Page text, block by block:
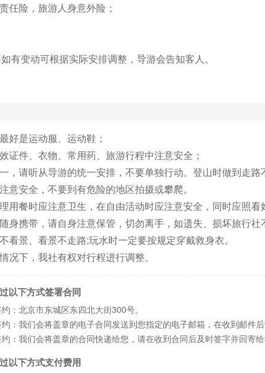
任险，旅游人身意外险；
有变动可根据实际安排调整，导游会告知客人。
好是运动服、运动鞋；
证件、衣物、常用药、旅游行程中注意安全；
，请听从导游的统一安排，不要单独行动。登山时做到走路
意安全，不要到有危险的地区拍摄或攀爬。
用餐时应注意卫生，在自由活动时应注意安全，同时应照看
身携带，请自身注意保管，切勿离手，如遗失、损坏旅行社
看景、看景不走路;玩水时一定要按规定穿戴救身衣。
况下，我社有权对行程进行调整。
以下方式签署合同
：北京市东城区东四北大街300号。
：我们会将盖章的电子合同发送到您指定的电子邮箱，在收到邮件
：我们会将盖章的合同快递给您，请在收到合同后及时签字并回寄
以下方式支付费用